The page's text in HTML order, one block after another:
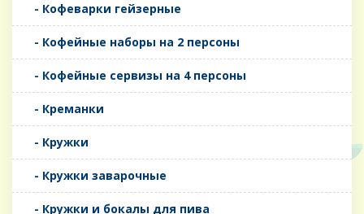
- Кофеварки гейзерные
- Кофейные наборы на 2 персоны
- Кофейные сервизы на 4 персоны
- Креманки
- Кружки
- Кружки заварочные
- Кружки и бокалы для пива